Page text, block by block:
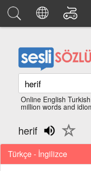
Online English
million words and
herif
Türkçe - İngilizce